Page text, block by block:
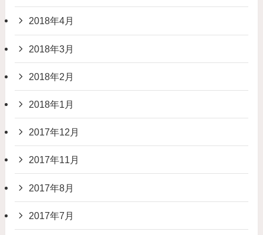
2018年4月
2018年3月
2018年2月
2018年1月
2017年12月
2017年11月
2017年8月
2017年7月